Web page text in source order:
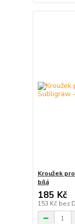
Kroužek
bílá
185 Kč
153 Kč bez